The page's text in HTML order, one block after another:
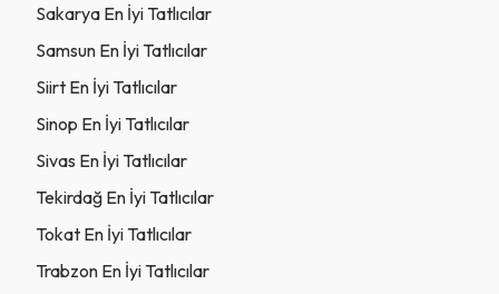
Sakarya En İyi Tatlıcılar
Samsun En İyi Tatlıcılar
Siirt En İyi Tatlıcılar
Sinop En İyi Tatlıcılar
Sivas En İyi Tatlıcılar
Tekirdağ En İyi Tatlıcılar
Tokat En İyi Tatlıcılar
Trabzon En İyi Tatlıcılar